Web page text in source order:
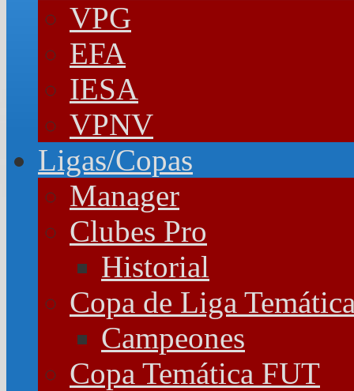
VPG
EFA
IESA
VPNV
Ligas/Copas
Manager
Clubes Pro
Historial
Copa de Liga
Campeones
Copa Temática FUT